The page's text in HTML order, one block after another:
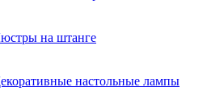
на штанге
настольные лампы